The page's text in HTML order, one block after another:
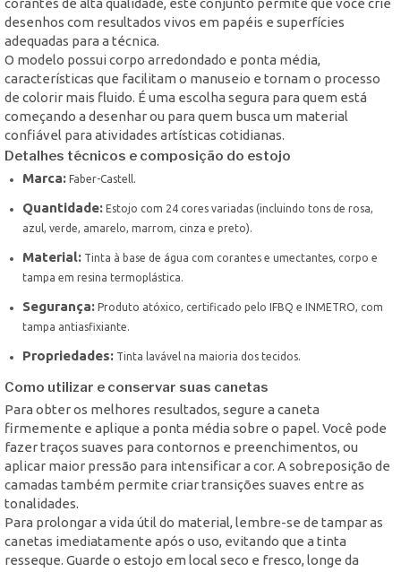
desenhos com resultados vivos em papéis e superfícies
adequadas para a técnica.
O modelo possui corpo arredondado e ponta média,
características que facilitam o manuseio e tornam o processo
de colorir mais fluido. É uma escolha segura para quem está
começando a desenhar ou para quem busca um material
confiável para atividades artísticas cotidianas.
Detalhes técnicos e composição do estojo
Marca: Faber-Castell.
Quantidade: Estojo com 24 cores variadas (incluindo tons de rosa,
azul, verde, amarelo, marrom, cinza e preto).
Material: Tinta à base de água com corantes e umectantes, corpo e
tampa em resina termoplástica.
Segurança: Produto atóxico, certificado pelo IFBQ e INMETRO, com
tampa antiasfixiante.
Propriedades: Tinta lavável na maioria dos tecidos.
Como utilizar e conservar suas canetas
Para obter os melhores resultados, segure a caneta
firmemente e aplique a ponta média sobre o papel. Você pode
fazer traços suaves para contornos e preenchimentos, ou
aplicar maior pressão para intensificar a cor. A sobreposição de
camadas também permite criar transições suaves entre as
tonalidades.
Para prolongar a vida útil do material, lembre-se de tampar as
canetas imediatamente após o uso, evitando que a tinta
resseque. Guarde o estojo em local seco e fresco, longe da